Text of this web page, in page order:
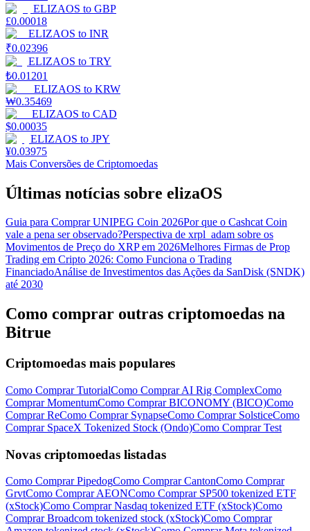
ELIZAOS to GBP
£0.00018
ELIZAOS to INR
₹0.02396
ELIZAOS to TRY
₺0.01201
ELIZAOS to KRW
₩0.35469
ELIZAOS to CAD
$0.00035
ELIZAOS to JPY
¥0.03975
Mais Conversões de Criptomoedas
Últimas notícias sobre elizaOS
Guia para Comprar UNIPEG Coin 2026Por que o Cashcat Coin
vale a pena ser observado?Perspectiva de xrpl_adam sobre os
Movimentos de Preço do XRP em 2026Melhores Firmas de Prop
Trading em Cripto 2026: Como Funciona o Trading
FinanciadoAnálise de Investimentos das Ações da SanDisk (SNDK)
até 2030
Como comprar outras criptomoedas na
Bitrue
Criptomoedas mais populares
Como Comprar TutorialComo Comprar AI Rig ComplexComo
Comprar MomentumComo Comprar BICONOMY (BICO)Como
Comprar ReComo Comprar SynapseComo Comprar SolsticeComo
Comprar SpaceX Tokenized Stock (Ondo)Como Comprar Test
Novas criptomoedas listadas
Como Comprar PipedogComo Comprar CantonComo Comprar
GrvtComo Comprar AEONComo Comprar SP500 tokenized ETF
(xStock)Como Comprar Nasdaq tokenized ETF (xStock)Como
Comprar Broadcom tokenized stock (xStock)Como Comprar